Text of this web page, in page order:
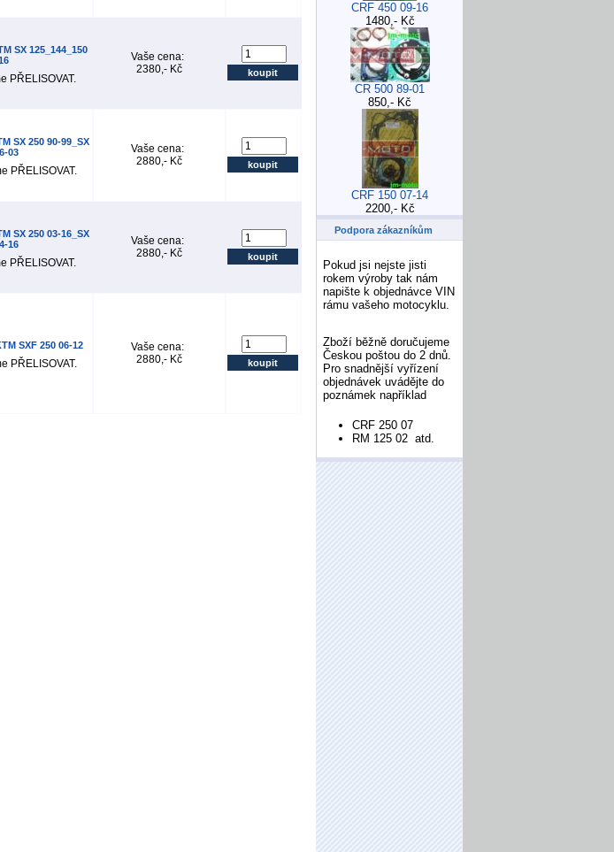
SX 125_144_150
PŘELISOVAT.
Vaše cena:
2380,- Kč
SX 250 90-99_SX
03
PŘELISOVAT.
Vaše cena:
2880,- Kč
SX 250 03-16_SX
16
PŘELISOVAT.
Vaše cena:
2880,- Kč
SXF 250 06-12
PŘELISOVAT.
Vaše cena:
2880,- Kč
CRF 450 09-16
1480,- Kč
CR 500 89-01
850,- Kč
CRF 150 07-14
2200,- Kč
Podpora zákazníkům
Pokud jsi nejste jisti
rokem výroby tak nám
napište k objednávce VIN
rámu vašeho motocyklu.
Zboží běžně doručujeme
Českou poštou do 2 dnů.
Pro snadnější vyřízení
objednávek uvádějte do
poznámek například
CRF 250 07
RM 125 02 atd.